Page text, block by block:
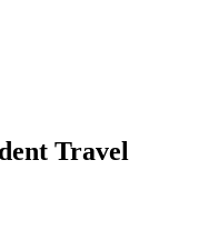
Travel